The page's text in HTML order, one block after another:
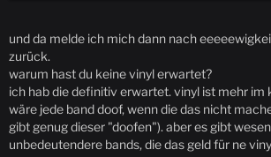
und da melde ich mich dann nach
zurück.
warum hast du keine vinyl erwartet?
ich hab die definitiv erwartet. vinyl ist mehr im
wäre jede band doof, wenn die das nicht
gibt genug dieser "doofen"). aber es gibt
unbedeutendere bands, die das geld für ne